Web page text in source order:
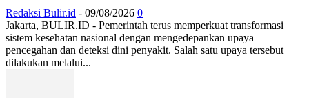
Redaksi Bulir.id - 09/08/2026 0
Jakarta, BULIR.ID - Pemerintah terus memperkuat transformasi
sistem kesehatan nasional dengan mengedepankan upaya
pencegahan dan deteksi dini penyakit. Salah satu upaya tersebut
dilakukan melalui...